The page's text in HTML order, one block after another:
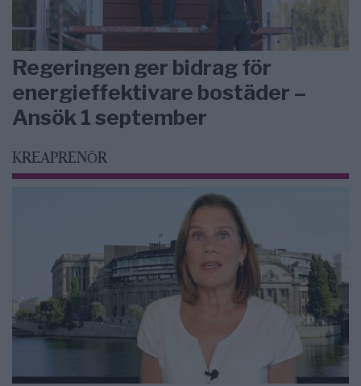
Regeringen ger bidrag för
energieffektivare bostäder –
Ansök 1 september
KREAPRENÖR